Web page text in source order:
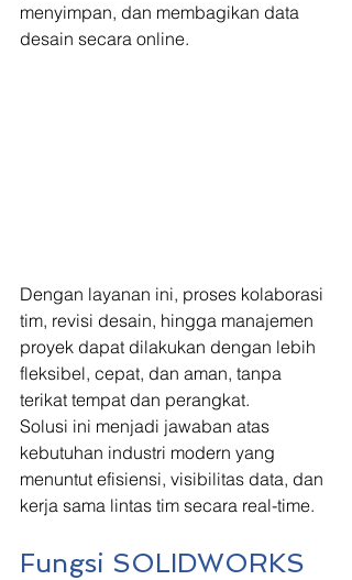
menyimpan, dan membagikan data
desain secara online.
Dengan layanan ini, proses kolaborasi
tim, revisi desain, hingga manajemen
proyek dapat dilakukan dengan lebih
fleksibel, cepat, dan aman, tanpa
terikat tempat dan perangkat.
Solusi ini menjadi jawaban atas
kebutuhan industri modern yang
menuntut efisiensi, visibilitas data, dan
kerja sama lintas tim secara real-time.
Fungsi SOLIDWORKS